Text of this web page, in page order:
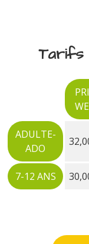
Tarifs
ADULTE-
ADO
7-12 ANS